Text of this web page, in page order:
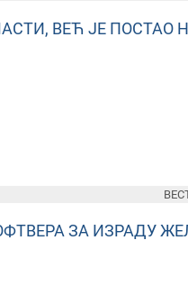
ВЕЋ ЈЕ ПОСТАО
ЗА ИЗРАДУ